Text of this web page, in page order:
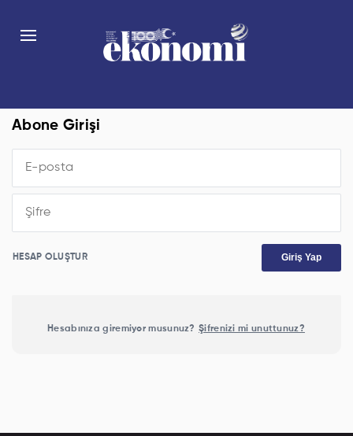
Abone Girişi
HESAP OLUŞTUR Giriş Yap
Hesabınıza giremiyor musunuz? Şifrenizi mi unuttunuz?